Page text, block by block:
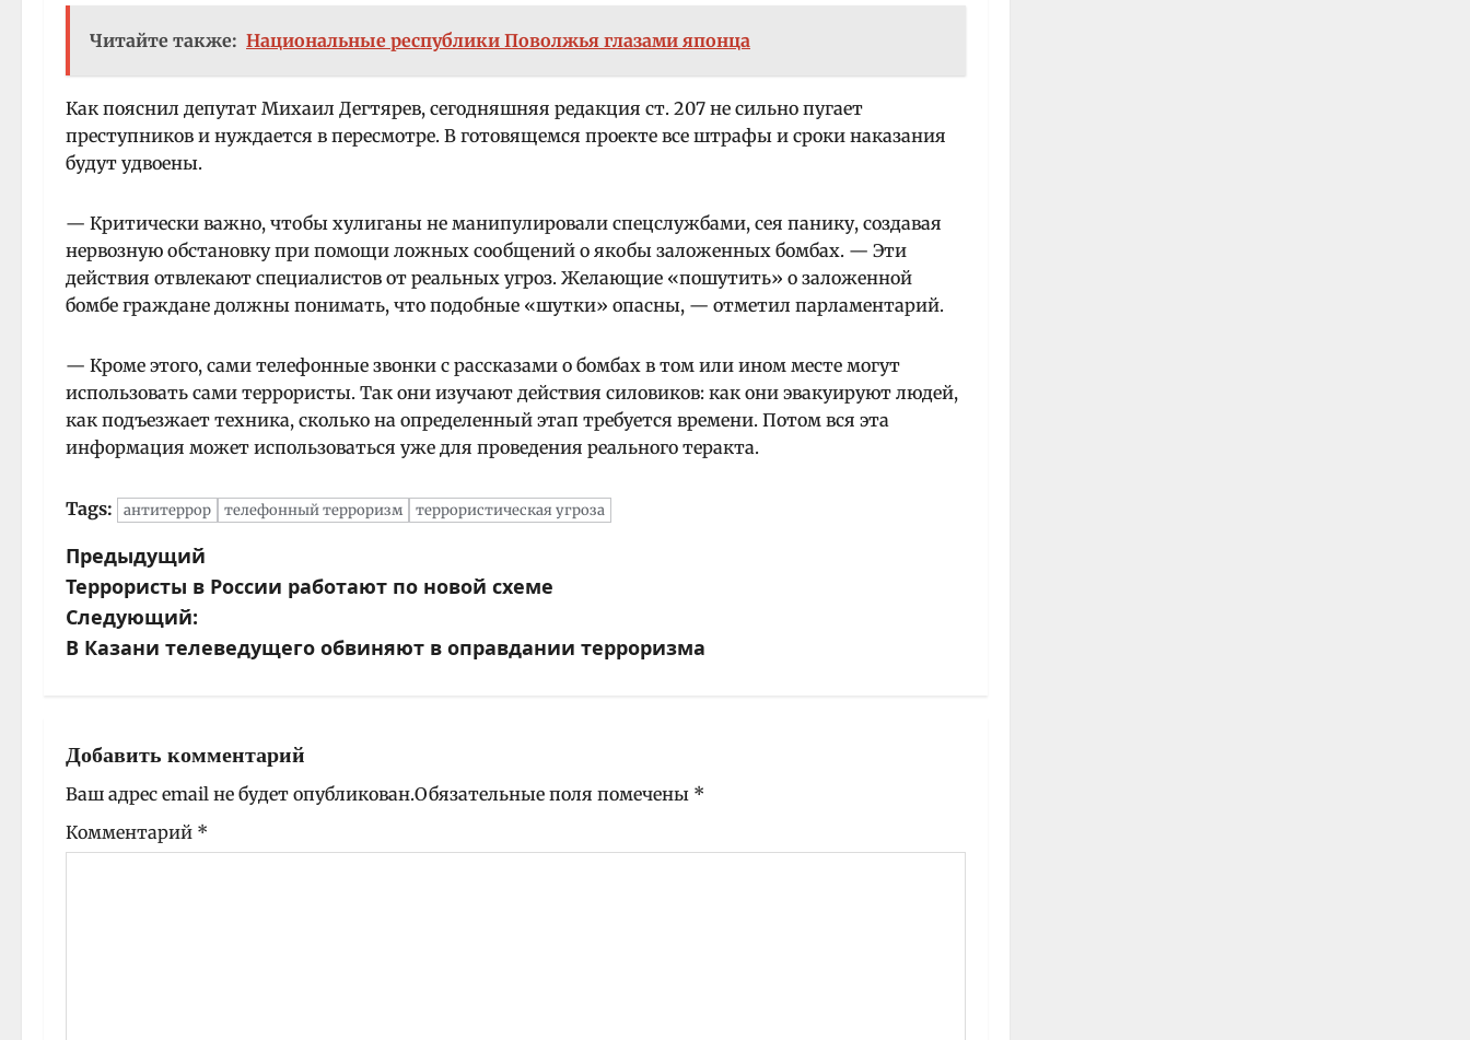
Читайте также: Национальные республики Поволжья глазами японца
Как пояснил депутат Михаил Дегтярев, сегодняшняя редакция ст. 207 не сильно пугает
преступников и нуждается в пересмотре. В готовящемся проекте все штрафы и сроки наказания
будут удвоены.
— Критически важно, чтобы хулиганы не манипулировали спецслужбами, сея панику, создавая
нервозную обстановку при помощи ложных сообщений о якобы заложенных бомбах. — Эти
действия отвлекают специалистов от реальных угроз. Желающие «пошутить» о заложенной
бомбе граждане должны понимать, что подобные «шутки» опасны, — отметил парламентарий.
— Кроме этого, сами телефонные звонки с рассказами о бомбах в том или ином месте могут
использовать сами террористы. Так они изучают действия силовиков: как они эвакуируют людей,
как подъезжает техника, сколько на определенный этап требуется времени. Потом вся эта
информация может использоваться уже для проведения реального теракта.
Tags: антитеррор телефонный терроризм террористическая угроза
Н
а
в
г
а
ц
Предыдущий
Террористы в России работают по новой схеме
Следующий:
В Казани телеведущего обвиняют в оправдании терроризма
Добавить комментарий
Ваш адрес email не будет опубликован.Обязательные поля помечены *
Комментарий *